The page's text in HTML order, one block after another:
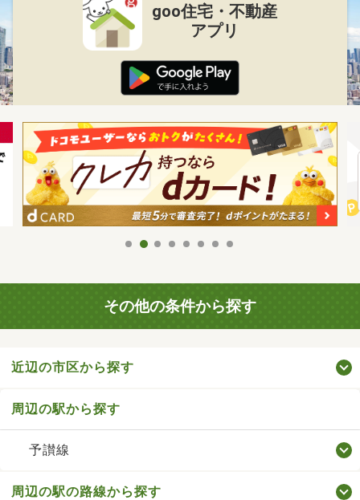
goo住宅・不動産
アプリ
その他の条件から探す
近辺の市区から探す
周辺の駅から探す
予讃線
周辺の駅の路線から探す